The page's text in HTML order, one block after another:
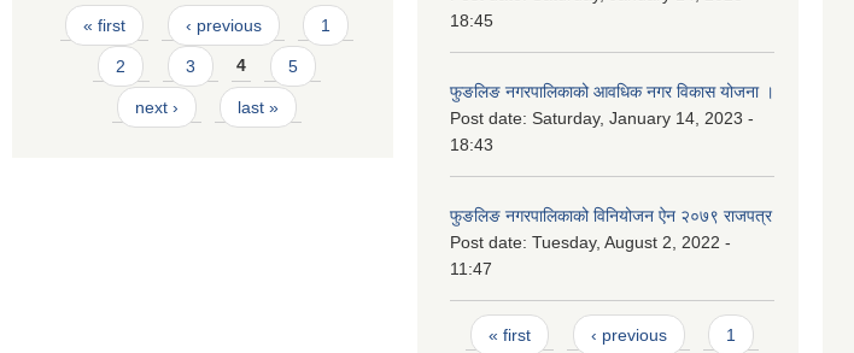
Pages
« first ‹ previous 1
2 3 4 5
next › last »
18:45
फुङलिङ नगरपालिकाको आवधिक नगर विकास योजना ।
Post date: Saturday, January 14, 2023 -
18:43
फुङलिङ नगरपालिकाको विनियोजन ऐन २०७९ राजपत्र
Post date: Tuesday, August 2, 2022 -
11:47
Pages
« first ‹ previous
1